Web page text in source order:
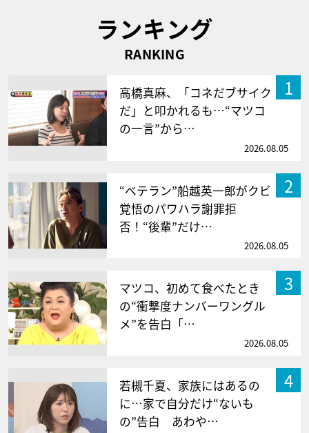
ランキング
RANKING
1
高橋真麻、「コネだブサイク
だ」と叩かれるも…“マツコ
の一言”から…
2026.08.05
2
“ベテラン”船越英一郎がクビ
覚悟のパワハラ謝罪拒
否！“後輩”だけ…
2026.08.05
3
マツコ、初めて食べたとき
の“衝撃度ナンバーワングル
メ”を告白「…
2026.08.05
4
若槻千夏、家族にはあるの
に…家で自分だけ“ないも
の”告白 あわや…